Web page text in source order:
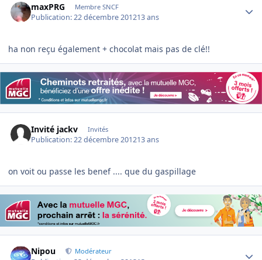
maxPRG Membre SNCF
Publication:22 décembre 201213 ans
ha non reçu également + chocolat mais pas de clé!!
Invité jackv Invités
Publication:22 décembre 201213 ans
on voit ou passe les benef .... que du gaspillage
Nipou Modérateur